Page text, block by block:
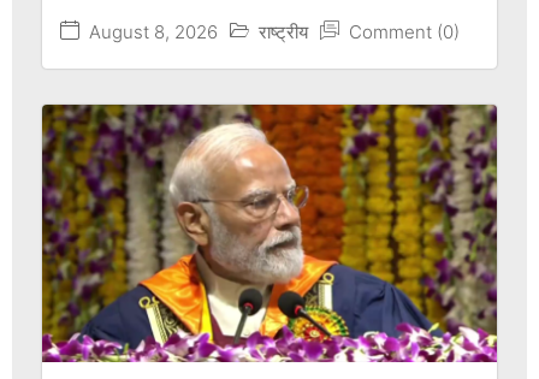
August 8, 2026 राष्ट्रीय Comment (0)